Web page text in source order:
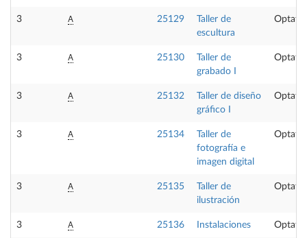
3 A 25129
Taller de
escultura
3 A 25130
Taller de
grabado I
3 A 25132
Taller de diseño
gráfico I
3 A 25134
Taller de
fotografía e
imagen digital
3 A 25135
Taller de
ilustración
3 A 25136 Instalaciones